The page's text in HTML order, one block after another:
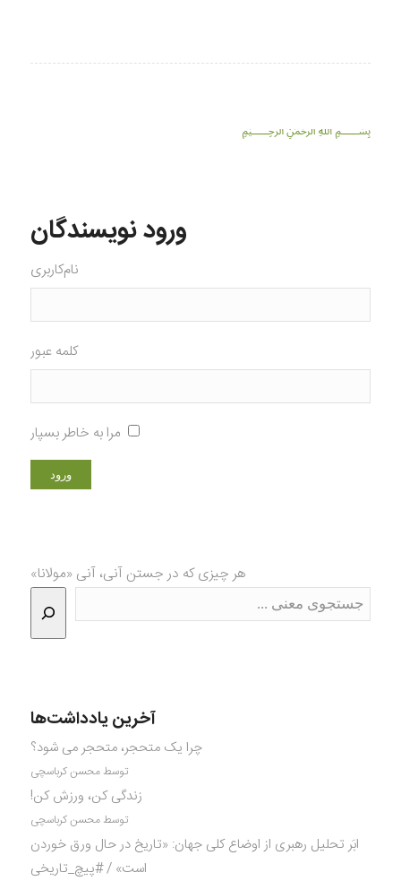
﷽
ورود نویسندگان
نام‌کاربری
کلمه عبور
مرا به خاطر بسپار
هر چیزی که در جستن آنی، آنی «مولانا»
آخرین یادداشت‌ها
چرا یک متحجر، متحجر می شود؟
توسط محسن کرباسچی
زندگی کن، ورزش کن!
توسط محسن کرباسچی
ابَر تحلیل رهبری از اوضاع کلی جهان: «تاریخ در حال ورق خوردن
است» / #پیچ_تاریخی